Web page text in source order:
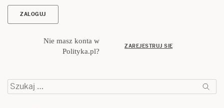
Nie masz konta w
Polityka.pl?
ZAREJESTRUJ SIĘ
Szukaj: